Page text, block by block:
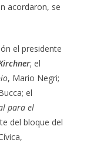
acordaron, se
el presidente
; el
, Mario Negri;
el
para el
del bloque del